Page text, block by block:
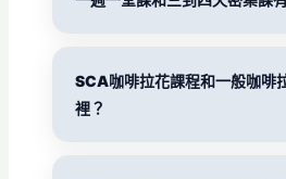
SCA咖啡拉花課程和一般咖啡
裡？